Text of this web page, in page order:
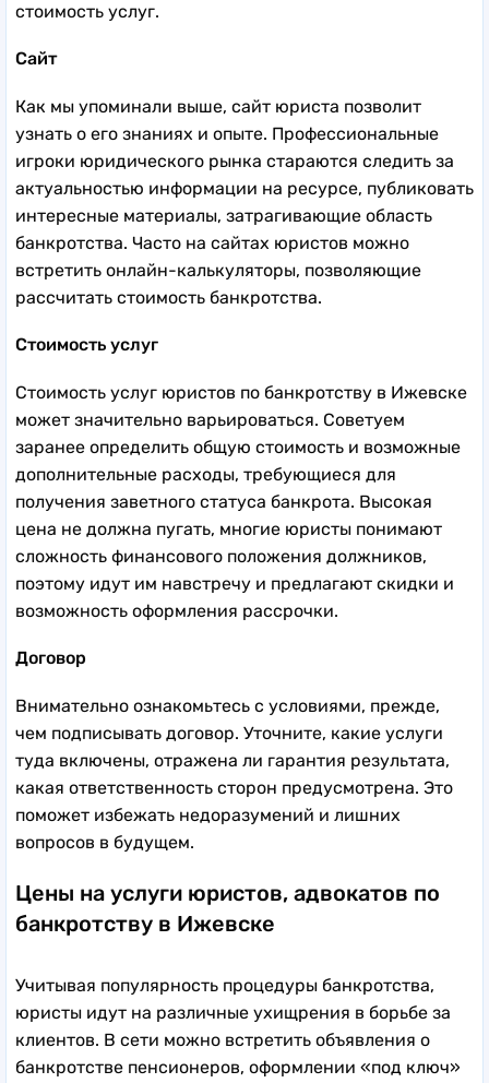
стоимость услуг.
Сайт
Как мы упоминали выше, сайт юриста позволит
узнать о его знаниях и опыте. Профессиональные
игроки юридического рынка стараются следить за
актуальностью информации на ресурсе, публиковать
интересные материалы, затрагивающие область
банкротства. Часто на сайтах юристов можно
встретить онлайн-калькуляторы, позволяющие
рассчитать стоимость банкротства.
Стоимость услуг
Стоимость услуг юристов по банкротству в Ижевске
может значительно варьироваться. Советуем
заранее определить общую стоимость и возможные
дополнительные расходы, требующиеся для
получения заветного статуса банкрота. Высокая
цена не должна пугать, многие юристы понимают
сложность финансового положения должников,
поэтому идут им навстречу и предлагают скидки и
возможность оформления рассрочки.
Договор
Внимательно ознакомьтесь с условиями, прежде,
чем подписывать договор. Уточните, какие услуги
туда включены, отражена ли гарантия результата,
какая ответственность сторон предусмотрена. Это
поможет избежать недоразумений и лишних
вопросов в будущем.
Цены на услуги юристов, адвокатов по
банкротству в Ижевске
Учитывая популярность процедуры банкротства,
юристы идут на различные ухищрения в борьбе за
клиентов. В сети можно встретить объявления о
банкротстве пенсионеров, оформлении «под ключ»